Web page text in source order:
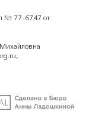
№ 77-6747 от
,